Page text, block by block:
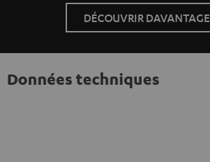
DÉCOUVRIR DAVANTAGE
Données techniques